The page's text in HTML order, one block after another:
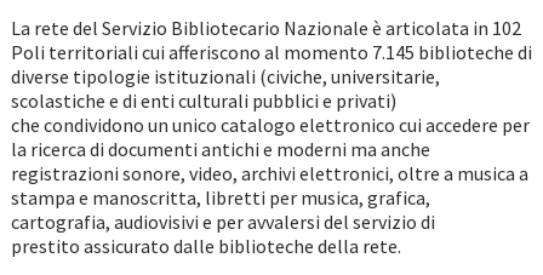
La rete del Servizio Bibliotecario Nazionale è articolata in 102
Poli territoriali cui afferiscono al momento 7.145 biblioteche di
diverse tipologie istituzionali (civiche, universitarie,
scolastiche e di enti culturali pubblici e privati)
che condividono un unico catalogo elettronico cui accedere per
la ricerca di documenti antichi e moderni ma anche
registrazioni sonore, video, archivi elettronici, oltre a musica a
stampa e manoscritta, libretti per musica, grafica,
cartografia, audiovisivi e per avvalersi del servizio di
prestito assicurato dalle biblioteche della rete.